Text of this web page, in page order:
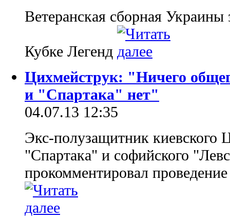
Ветеранская сборная Украины
Кубке Легенд
Цихмейструк: "Ничего
и "Спартака" нет"
04.07.13 12:35
Экс-полузащитник киевского
"Спартака" и софийского
прокомментировал